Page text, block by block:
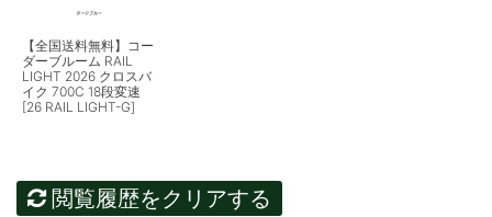
【全国送料無料】コー
ダーブルーム RAIL
LIGHT 2026 クロスバ
イク 700C 18段変速
[26 RAIL LIGHT-G]
閲覧履歴をクリアする